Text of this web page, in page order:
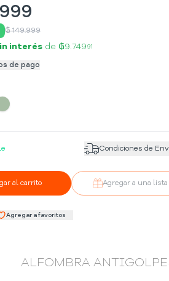
₲ 149.999
interés de ₲9.749 91
de pago
Condiciones de
al carrito Agregar a una lista
Agregar a favoritos
ALFOMBRA